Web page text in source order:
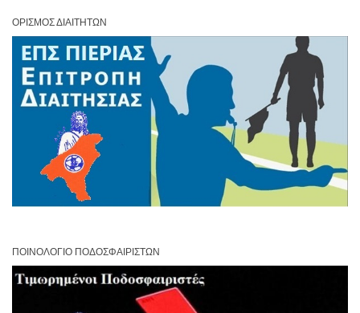
ΟΡΙΣΜΌΣ ΔΙΑΙΤΗΤΏΝ
ΠΟΙΝΟΛΌΓΙΟ ΠΟΔΟΣΦΑΙΡΙΣΤΏΝ